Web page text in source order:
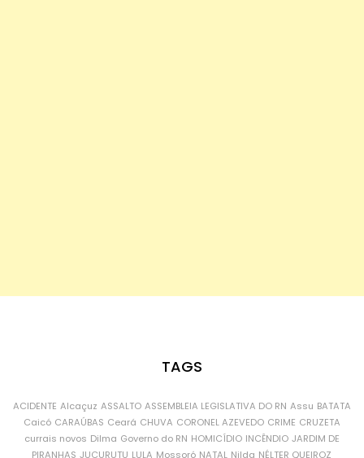
TAGS
ACIDENTE Alcaçuz ASSALTO ASSEMBLEIA LEGISLATIVA DO RN Assu BATATA
Caicó CARAÚBAS Ceará CHUVA CORONEL AZEVEDO CRIME CRUZETA
currais novos Dilma Governo do RN HOMICÍDIO INCÊNDIO JARDIM DE
PIRANHAS JUCURUTU LULA Mossoró NATAL Nilda NÉLTER QUEIROZ